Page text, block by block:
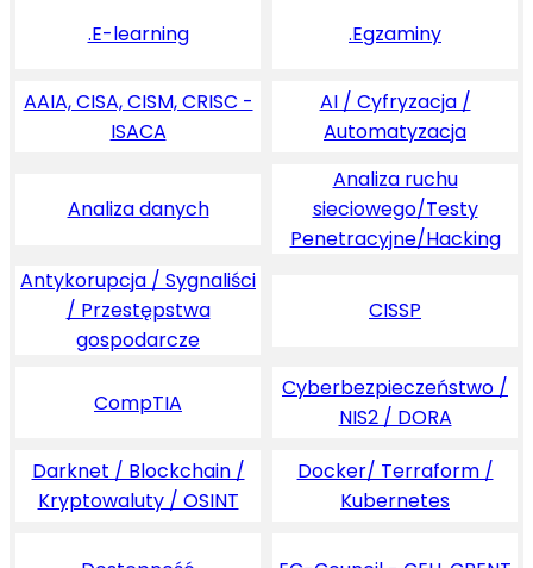
.E-learning .Egzaminy
AAIA, CISA, CISM, CRISC -
ISACA
AI / Cyfryzacja /
Automatyzacja
Analiza danych
Analiza ruchu
sieciowego/Testy
Penetracyjne/Hacking
Antykorupcja / Sygnaliści
/ Przestępstwa
gospodarcze
CISSP
CompTIA
Cyberbezpieczeństwo /
NIS2 / DORA
Darknet / Blockchain /
Kryptowaluty / OSINT
Docker/ Terraform /
Kubernetes